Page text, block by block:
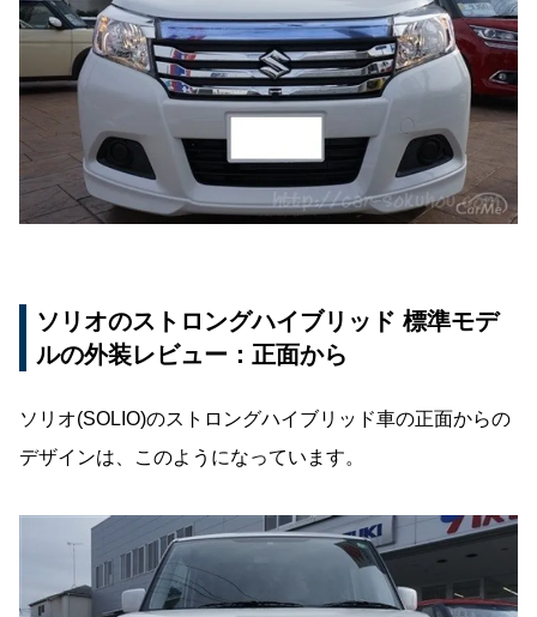
ソリオのストロングハイブリッド 標準モデ
ルの外装レビュー：正面から
ソリオ(SOLIO)のストロングハイブリッド車の正面からの
デザインは、このようになっています。